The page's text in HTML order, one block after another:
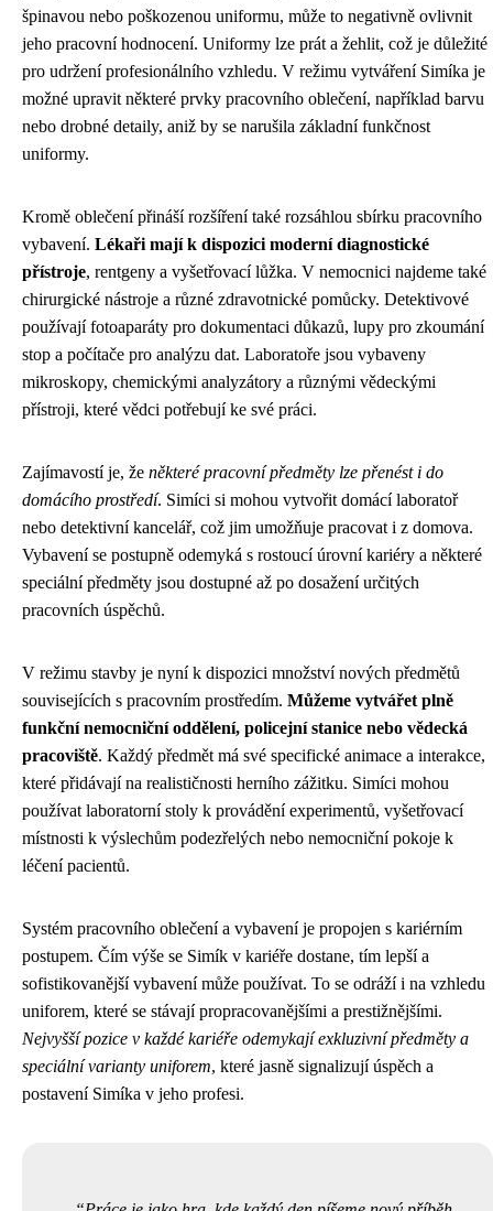
špinavou nebo poškozenou uniformu, může to negativně ovlivnit
jeho pracovní hodnocení. Uniformy lze prát a žehlit, což je důležité
pro udržení profesionálního vzhledu. V režimu vytváření Simíka je
možné upravit některé prvky pracovního oblečení, například barvu
nebo drobné detaily, aniž by se narušila základní funkčnost
uniformy.
Kromě oblečení přináší rozšíření také rozsáhlou sbírku pracovního
vybavení. Lékaři mají k dispozici moderní diagnostické
přístroje, rentgeny a vyšetřovací lůžka. V nemocnici najdeme také
chirurgické nástroje a různé zdravotnické pomůcky. Detektivové
používají fotoaparáty pro dokumentaci důkazů, lupy pro zkoumání
stop a počítače pro analýzu dat. Laboratoře jsou vybaveny
mikroskopy, chemickými analyzátory a různými vědeckými
přístroji, které vědci potřebují ke své práci.
Zajímavostí je, že některé pracovní předměty lze přenést i do
domácího prostředí. Simíci si mohou vytvořit domácí laboratoř
nebo detektivní kancelář, což jim umožňuje pracovat i z domova.
Vybavení se postupně odemyká s rostoucí úrovní kariéry a některé
speciální předměty jsou dostupné až po dosažení určitých
pracovních úspěchů.
V režimu stavby je nyní k dispozici množství nových předmětů
souvisejících s pracovním prostředím. Můžeme vytvářet plně
funkční nemocniční oddělení, policejní stanice nebo vědecká
pracoviště. Každý předmět má své specifické animace a interakce,
které přidávají na realističnosti herního zážitku. Simíci mohou
používat laboratorní stoly k provádění experimentů, vyšetřovací
místnosti k výslechům podezřelých nebo nemocniční pokoje k
léčení pacientů.
Systém pracovního oblečení a vybavení je propojen s kariérním
postupem. Čím výše se Simík v kariéře dostane, tím lepší a
sofistikovanější vybavení může používat. To se odráží i na vzhledu
uniforem, které se stávají propracovanějšími a prestižnějšími.
Nejvyšší pozice v každé kariéře odemykají exkluzivní předměty a
speciální varianty uniforem, které jasně signalizují úspěch a
postavení Simíka v jeho profesi.